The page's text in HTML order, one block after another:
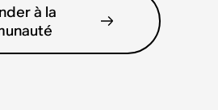
à la